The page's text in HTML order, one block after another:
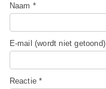
Naam *
E-mail (wordt niet getoond)
Reactie *